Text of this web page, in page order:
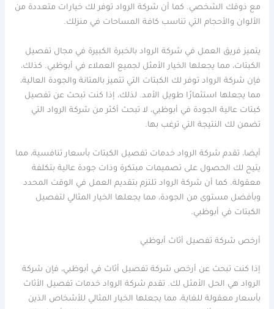
مع ذوقك الشخصي. كما أن شركة الرواد توفر لك خيارات متعددة من
الألوان والأحجام التي تناسب كافة المساحات في منزلك.
يتميز فريق العمل في شركة الرواد بالخبرة الكبيرة في مجال تفصيل
الكبتات، مما يجعلها الخيار الأمثل لجميع العملاء في أبوظبي. كذلك،
فإن شركة الرواد توفر لك الكبتات التي تتميز بالمتانة والجودة العالية،
مما يجعلها استثمارًا طويل الأمد. لذلك، إذا كنت تبحث عن تفصيل
كبتات عالية الجودة في أبوظبي، لا تبحث أكثر من شركة الرواد التي
تضمن لك النتيجة التي ترغب بها.
أيضا، تقدم شركة الرواد خدمات تفصيل الكبتات بأسعار تنافسية، مما
يتيح لك الحصول على تصميمات مبتكرة وذات جودة عالية بتكلفة
معقولة. كما أن شركة الرواد تلتزم بتقديم العمل في الوقت المحدد
وبأفضل مستوى من الجودة، مما يجعلها الخيار المثالي لتفصيل
الكبتات في أبوظبي.
أرخص شركة تفصيل أثاث أبوظبي
إذا كنت تبحث عن أرخص شركة تفصيل أثاث في أبوظبي، فإن شركة
الرواد هي الحل الأمثل لك. تقدم شركة الرواد خدمات تفصيل الأثاث
بأسعار معقولة للغاية، مما يجعلها الخيار المثالي للأشخاص الذين